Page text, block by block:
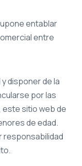
entablar
entre
disponer de la
por las
sitio web de
de edad.
responsabilidad